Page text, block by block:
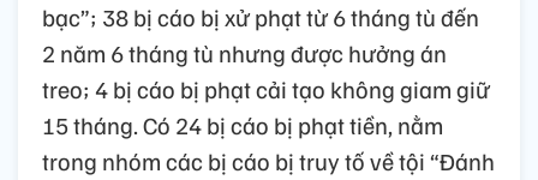
bạc”; 38 bị cáo bị xử phạt từ 6 tháng tù đến
2 năm 6 tháng tù nhưng được hưởng án
treo; 4 bị cáo bị phạt cải tạo không giam giữ
15 tháng. Có 24 bị cáo bị phạt tiền, nằm
trong nhóm các bị cáo bị truy tố về tội “Đánh